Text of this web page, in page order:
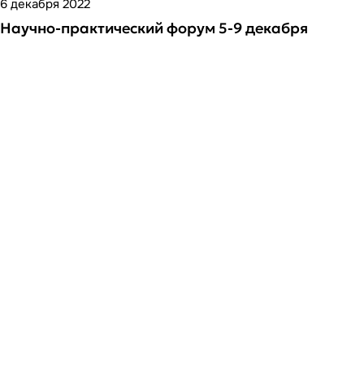
6 декабря 2022
Научно-практический форум 5-9 декабря